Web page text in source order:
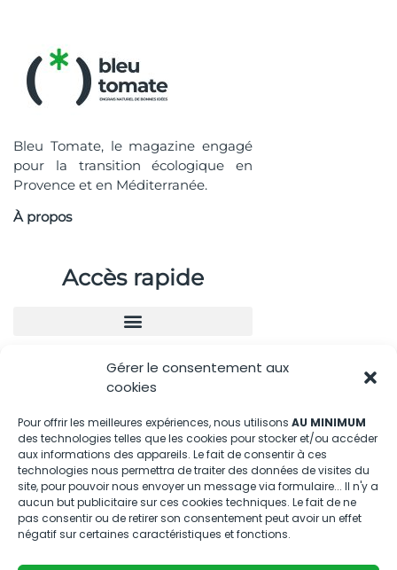
Gérer le consentement aux
cookies
Pour offrir les meilleures expériences, nous utilisons AU MINIMUM
des technologies telles que les cookies pour stocker et/ou accéder
aux informations des appareils. Le fait de consentir à ces
technologies nous permettra de traiter des données de visites du
site, pour pouvoir nous envoyer un message via formulaire... Il n'y a
aucun but publicitaire sur ces cookies techniques. Le fait de ne
pas consentir ou de retirer son consentement peut avoir un effet
négatif sur certaines caractéristiques et fonctions.
Bleu Tomate, le magazine engagé
pour la transition écologique en
Provence et en Méditerranée.
À propos
Accès rapide
Nous contacter
04.88.08.75.28
contactBT@bleu-tomate.fr
Kit média
Kit média Bleu Tomate